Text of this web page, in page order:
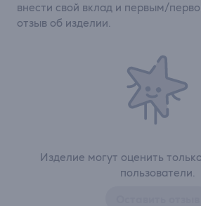
Изделие могут оценить
пользователи.
внести свой вклад и первым/
отзыв об изделии.